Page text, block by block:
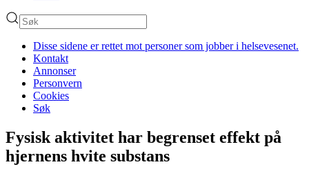
Disse sidene er rettet mot personer som jobber i helsevesenet.
Kontakt
Annonser
Personvern
Cookies
Søk
Fysisk aktivitet har begrenset effekt på
hjernens hvite substans